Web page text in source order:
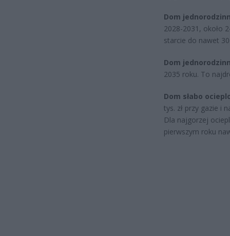
Dom
2028-2031, około
starcie do nawet
Dom
2035 roku. To
Dom słabo
tys. zł przy gazie i
Dla najgorzej
pierwszym roku